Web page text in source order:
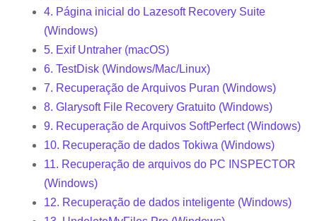
4. Página inicial do Lazesoft Recovery Suite
(Windows)
5. Exif Untraher (macOS)
6. TestDisk (Windows/Mac/Linux)
7. Recuperação de Arquivos Puran (Windows)
8. Glarysoft File Recovery Gratuito (Windows)
9. Recuperação de Arquivos SoftPerfect (Windows)
10. Recuperação de dados Tokiwa (Windows)
11. Recuperação de arquivos do PC INSPECTOR
(Windows)
12. Recuperação de dados inteligente (Windows)